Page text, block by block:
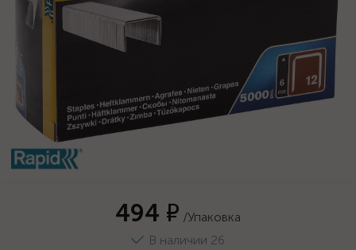
494 ₽ /Упаковка
В наличии 26